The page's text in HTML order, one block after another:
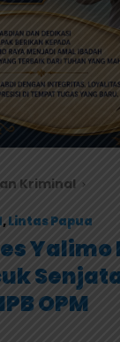
Kriminal
,Lintas Papua
Yalimo
OPM